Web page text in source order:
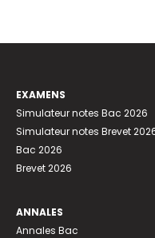
EXAMENS
Simulateur notes Bac 2026
Simulateur notes Brevet
Bac 2026
Brevet 2026
ANNALES
Annales Bac